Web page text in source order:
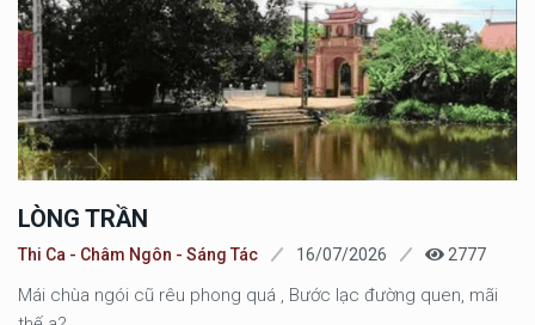
LÒNG TRẦN
Thi Ca - Châm Ngôn - Sáng Tác 16/07/2026 2777
Mái chùa ngói cũ rêu phong quá , Bước lạc đường quen, mãi